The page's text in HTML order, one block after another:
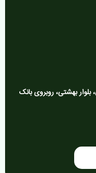
بلوار بهشتی، روبروی بانک